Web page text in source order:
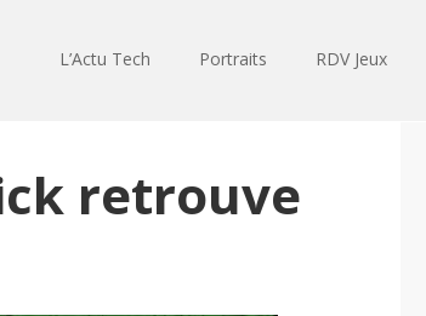
L’Actu Tech Portraits RDV Jeux
retrouve